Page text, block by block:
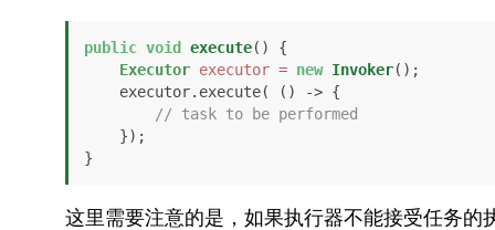
public void execute()
{
Executor executor = new Invoker();
// task to be performed
}
这里需要注意的是，如果执行器不能接受任务的